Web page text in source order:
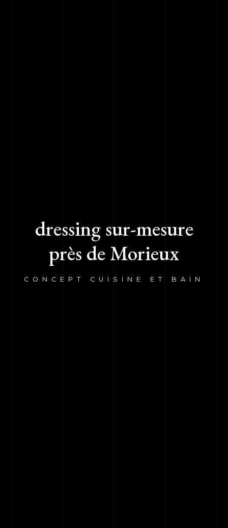
dressing sur-mesure
près de Morieux
CONCEPT CUISINE ET BAIN